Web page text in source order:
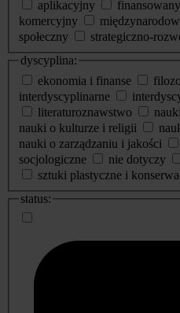
aplikacyjny
komercyjny
społeczny
strategiczno-
dyscyplina:
ekonomia i finanse
interdyscyplinarne
literaturoznawstwo
nauki o kulturze i religii
nauki o zarządzaniu i jakości
socjologiczne
nie dotyczy
sztuki plastyczne i
status: